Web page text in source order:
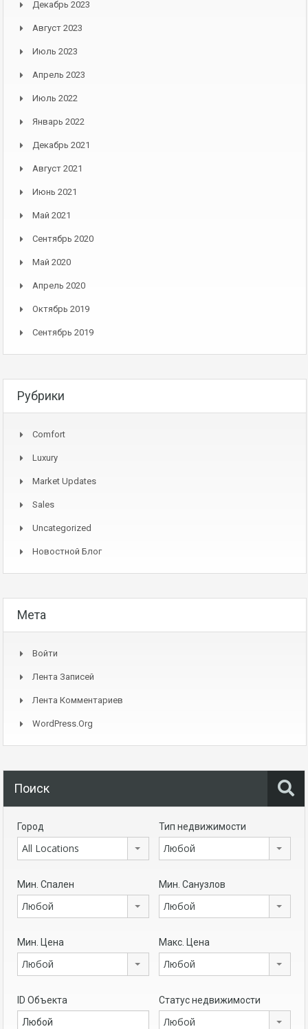
Декабрь 2023
Август 2023
Июль 2023
Апрель 2023
Июль 2022
Январь 2022
Декабрь 2021
Август 2021
Июнь 2021
Май 2021
Сентябрь 2020
Май 2020
Апрель 2020
Октябрь 2019
Сентябрь 2019
Рубрики
Comfort
Luxury
Market Updates
Sales
Uncategorized
Новостной Блог
Мета
Войти
Лента Записей
Лента Комментариев
WordPress.org
Поиск
Город
All Locations
Тип недвижимости
Любой
Мин. Спален
Любой
Мин. Санузлов
Любой
Мин. Цена
Любой
Макс. Цена
Любой
ID Объекта Статус недвижимости
Любой